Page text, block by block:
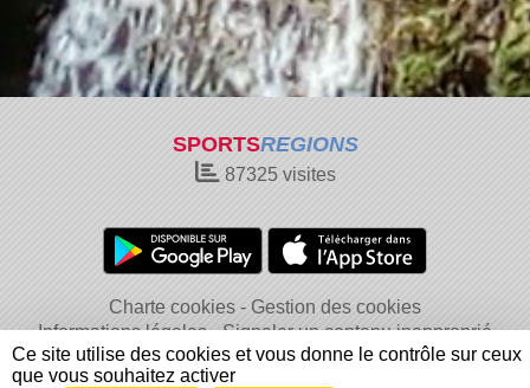
SPORTSREGIONS
87325visites
Charte cookies
Gestion des cookies
Informations légales
Signaler un contenu inapproprié
Ce site utilise des cookies et vous donne le contrôle sur ceux
que vous souhaitez activer